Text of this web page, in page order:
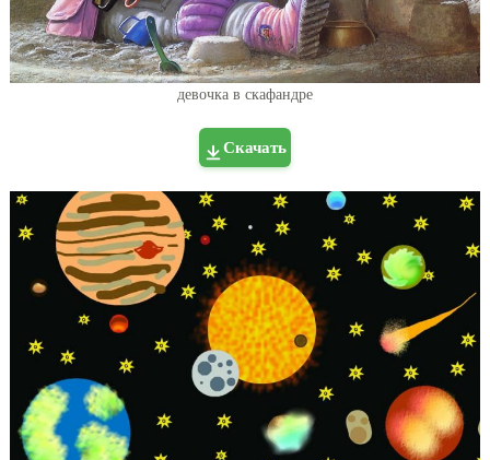
девочка в скафандре
Скачать